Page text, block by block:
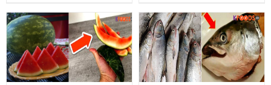
علاج
تیزابیت ہوتی ہے